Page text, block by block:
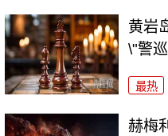
黄岩
\"警
最热
赫梅